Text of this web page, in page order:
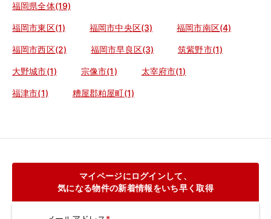
福岡県全体(19)
福岡市東区(1) 福岡市中央区(3) 福岡市南区(4)
福岡市西区(2) 福岡市早良区(3) 筑紫野市(1)
大野城市(1) 宗像市(1) 太宰府市(1)
福津市(1) 糟屋郡粕屋町(1)
マイページにログインして、
気になる物件の新着情報をいち早く取得